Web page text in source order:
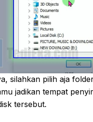
silahkan pilih aja
jadikan tempat
tersebut.